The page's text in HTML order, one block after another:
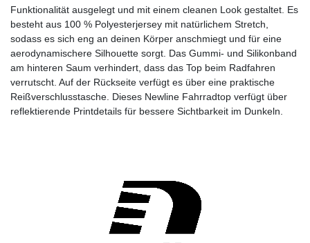
Funktionalität ausgelegt und mit einem cleanen Look gestaltet. Es
besteht aus 100 % Polyesterjersey mit natürlichem Stretch,
sodass es sich eng an deinen Körper anschmiegt und für eine
aerodynamischere Silhouette sorgt. Das Gummi- und Silikonband
am hinteren Saum verhindert, dass das Top beim Radfahren
verrutscht. Auf der Rückseite verfügt es über eine praktische
Reißverschlusstasche. Dieses Newline Fahrradtop verfügt über
reflektierende Printdetails für bessere Sichtbarkeit im Dunkeln.